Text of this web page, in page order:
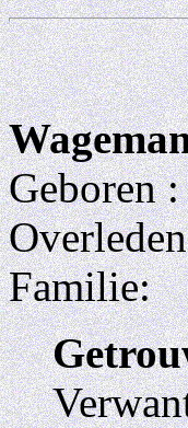
Geboren
Familie: